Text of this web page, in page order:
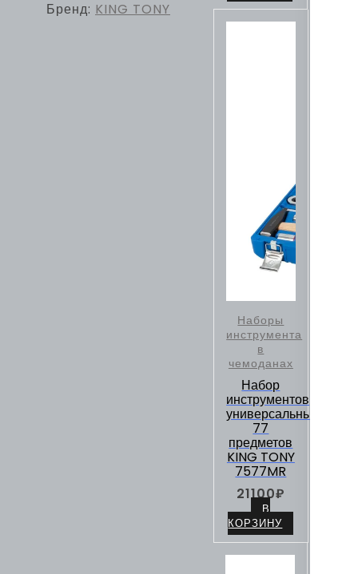
Бренд: KING TONY
Наборы
инструмента
в
чемоданах
Набор
инструментов
универсальный,
77
предметов
KING TONY
7577MR
21100₽
В
КОРЗИНУ